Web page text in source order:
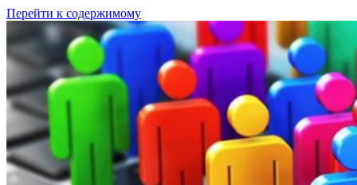
Перейти к содержимому